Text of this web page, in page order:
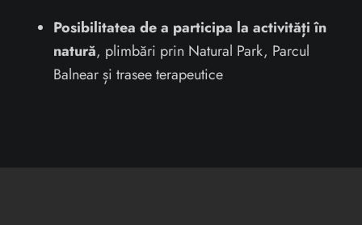
Posibilitatea de a participa la activități în
natură, plimbări prin Natural Park, Parcul
Balnear și trasee terapeutice